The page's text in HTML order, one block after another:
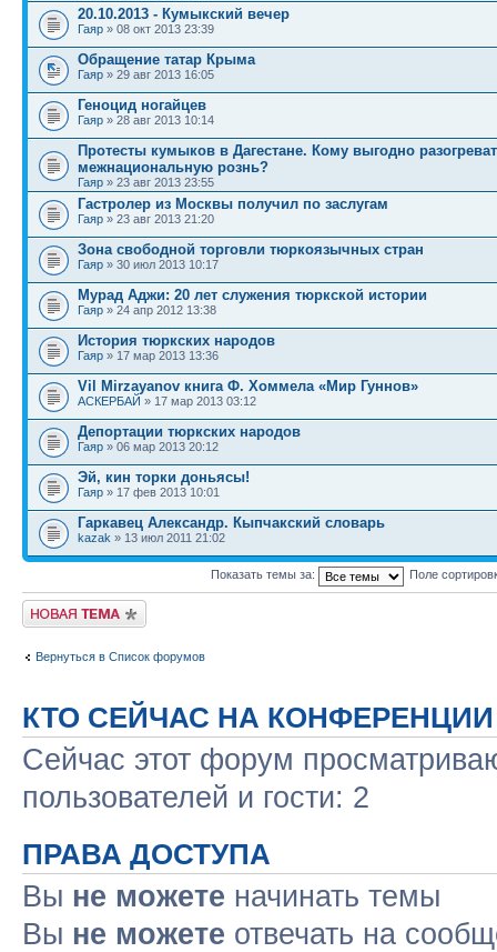
20.10.2013 - Кумыкский вечер
Гаяр » 08 окт 2013 23:39
Обращение татар Крыма
Гаяр » 29 авг 2013 16:05
Геноцид ногайцев
Гаяр » 28 авг 2013 10:14
Протесты кумыков в Дагестане. Кому выгодно
межнациональную рознь?
Гаяр » 23 авг 2013 23:55
Гастролер из Москвы получил по заслугам
Гаяр » 23 авг 2013 21:20
Зона свободной торговли тюркоязычных стран
Гаяр » 30 июл 2013 10:17
Мурад Аджи: 20 лет служения тюркской истории
Гаяр » 24 апр 2012 13:38
История тюркских народов
Гаяр » 17 мар 2013 13:36
Vil Mirzayanov книга Ф. Хоммела «Мир Гуннов»
АСКЕРБАЙ » 17 мар 2013 03:12
Депортации тюркских народов
Гаяр » 06 мар 2013 20:12
Эй, кин торки доньясы!
Гаяр » 17 фев 2013 10:01
Гаркавец Александр. Кыпчакский словарь
kazak » 13 июл 2011 21:02
Показать темы за: Поле
Новая тема
Вернуться в Список форумов
КТО СЕЙЧАС НА КОНФЕРЕНЦИИ
Сейчас этот форум
пользователей и гости: 2
ПРАВА ДОСТУПА
Вы не можете начинать темы
Вы не можете отвечать на